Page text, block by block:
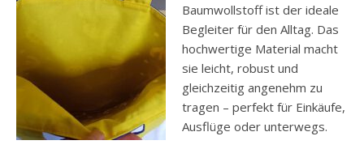
Baumwollstoff ist der ideale
Begleiter für den Alltag. Das
hochwertige Material macht
sie leicht, robust und
gleichzeitig angenehm zu
tragen – perfekt für Einkäufe,
Ausflüge oder unterwegs.